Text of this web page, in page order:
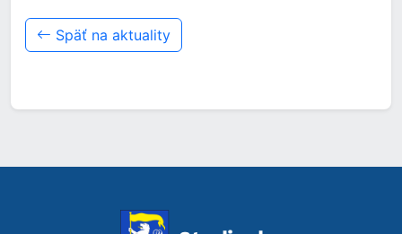
Späť na aktuality